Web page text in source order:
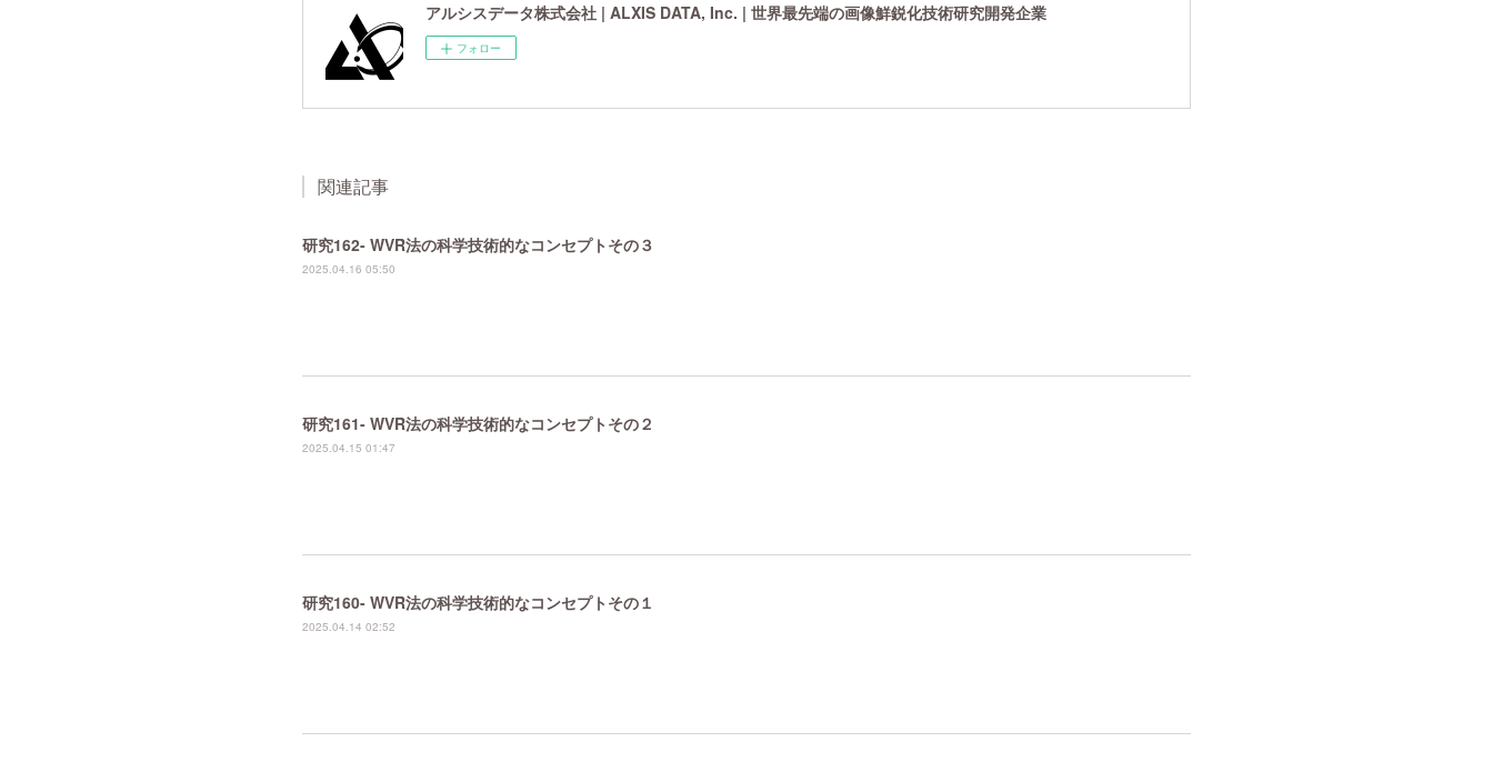
アルシスデータ株式会社 | ALXIS DATA, Inc. | 世界最先端の画像鮮鋭化技術研究開発企業
フォロー
関連記事
研究162- WVR法の科学技術的なコンセプトその３
2025.04.16 05:50
研究161- WVR法の科学技術的なコンセプトその２
2025.04.15 01:47
研究160- WVR法の科学技術的なコンセプトその１
2025.04.14 02:52